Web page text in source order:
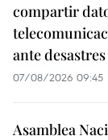
compartir
ante desastres
07/08/2026 09:45
Asamblea